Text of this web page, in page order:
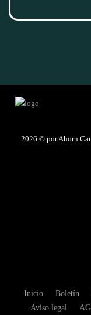
2026 © por Ahorn
Inicio Boletín
Aviso legal